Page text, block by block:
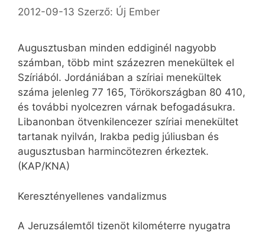
2012-09-13 Szerző: Új Ember
Augusztusban minden eddiginél nagyobb
számban, több mint százezren menekültek el
Szíriából. Jordániában a szíriai menekültek
száma jelenleg 77 165, Törökországban 80 410,
és további nyolcezren várnak befogadásukra.
Libanonban ötvenkilencezer szíriai menekültet
tartanak nyilván, Irakba pedig júliusban és
augusztusban harmincötezren érkeztek.
(KAP/KNA)
Keresztényellenes vandalizmus
A Jeruzsálemtől tizenöt kilométerre nyugatra